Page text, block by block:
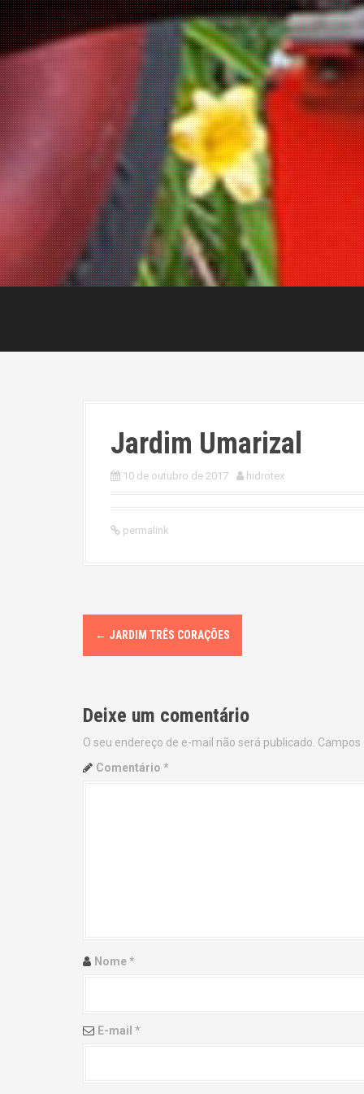
Jardim Umarizal
10 de outubro de 2017 hidrotex
permalink
P
o
t
n
n
← JARDIM TRÊS CORAÇÕES
Deixe um comentário
O seu endereço de e-mail não será publicado.
Comentário *
Nome*
E-mail *